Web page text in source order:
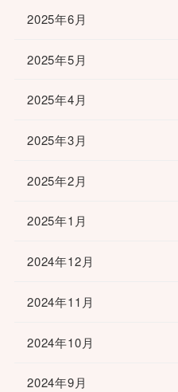
2025年6月
2025年5月
2025年4月
2025年3月
2025年2月
2025年1月
2024年12月
2024年11月
2024年10月
2024年9月